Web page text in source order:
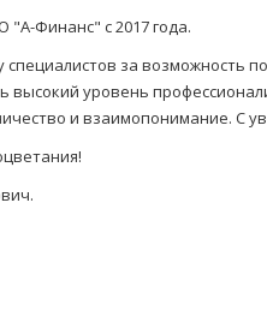
Финанс" с 2017 года.
за возможность
уровень
и взаимопонимание.